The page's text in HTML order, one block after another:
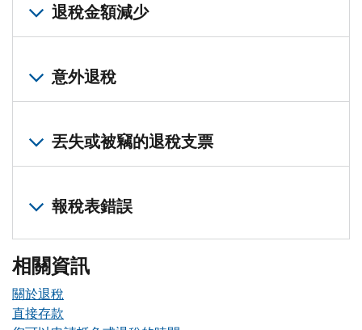
常見錯誤——這包括忘記在報稅表上簽名或計算錯誤。
申報低收入家庭福利優惠 (EITC)——根據法律規定，包含
修改過的稅表——我們必須對兩份報稅表進行比較和審查。
退稅金額減少
您的退稅也可能減少，以用於償還逾期債務，例如子女扶
意外退稅
如果您認為您的退稅金額被意外增加，或者您收到了一筆您
丟失或被竊的退稅支票
開始之前
請確認整個處理週期已過。通常情況下，您應在退稅支票簽
您可以透過退稅追蹤工具 （英文）
如何申請追蹤退稅
具體操作取決於您的報稅身份：
報稅表錯誤
相關資訊
關於退稅
直接存款